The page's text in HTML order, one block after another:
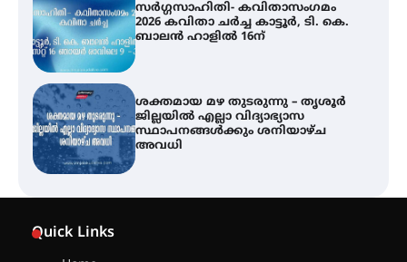
സർഗ്ഗസാഹിതി- കവിതാസംഗമം
2026 കവിതാ ചർച്ച കാട്ടൂർ, ടി. കെ.
ബാലൻ ഹാളിൽ 16ന്
ശക്തമായ മഴ തുടരുന്നു – തൃശൂർ
ജില്ലയിൽ എല്ലാ വിദ്യാഭ്യാസ
സ്ഥാപനങ്ങൾക്കും ശനിയാഴ്ച
അവധി
Quick Links